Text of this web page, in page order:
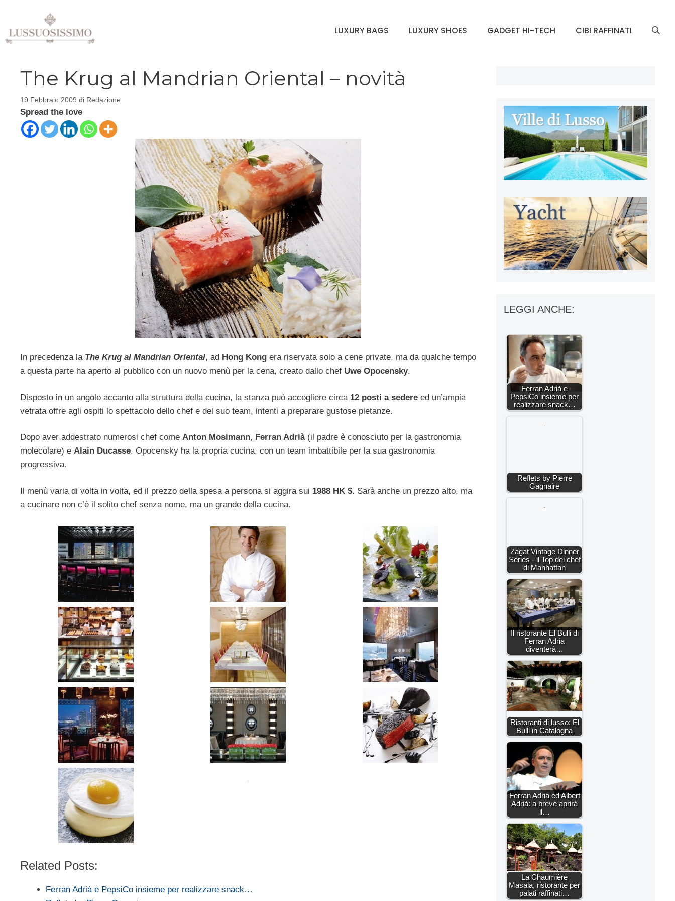
contenuto
LUXURY BAGS LUXURY SHOES GADGET HI-TECH CIBI RAFFINATI
The Krug al Mandrian Oriental – novità
19 Febbraio 2009 di Redazione
Spread the love
In precedenza la The Krug al Mandrian Oriental, ad Hong Kong era riservata solo a cene private, ma da qualche tempo
a questa parte ha aperto al pubblico con un nuovo menù per la cena, creato dallo chef Uwe Opocensky.
Disposto in un angolo accanto alla struttura della cucina, la stanza può accogliere circa 12 posti a sedere ed un’ampia
vetrata offre agli ospiti lo spettacolo dello chef e del suo team, intenti a preparare gustose pietanze.
Dopo aver addestrato numerosi chef come Anton Mosimann, Ferran Adrià(il padre è conosciuto per la gastronomia
molecolare) e Alain Ducasse, Opocensky ha la propria cucina, con un team imbattibile per la sua gastronomia
progressiva.
Il menù varia di volta in volta, ed il prezzo della spesa a persona si aggira sui 1988 HK $. Sarà anche un prezzo alto, ma
a cucinare non c’è il solito chef senza nome, ma un grande della cucina.
Related Posts:
Ferran Adrià e PepsiCo insieme per realizzare snack…
LEGGI ANCHE:
Ferran Adrià e
PepsiCo insieme per
realizzare snack…
Reflets by Pierre
Gagnaire
Zagat Vintage Dinner
Series - il Top dei chef
di Manhattan
Il ristorante El Bulli di
Ferran Adria
diventerà…
Ristoranti di lusso: El
Bulli in Catalogna
Ferran Adria ed Albert
Adrià: a breve aprirà
il…
La Chaumière
Masala, ristorante per
palati raffinati…